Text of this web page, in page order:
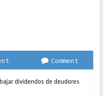
Comment
dividendos de deudores